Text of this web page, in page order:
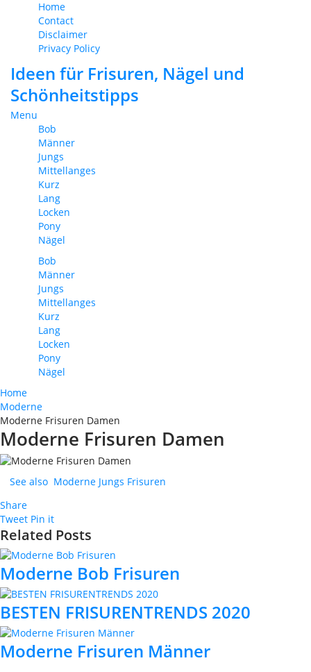
Home
Contact
Disclaimer
Privacy Policy
Ideen für Frisuren, Nägel und
Schönheitstipps
Menu
Bob
Männer
Jungs
Mittellanges
Kurz
Lang
Locken
Pony
Nägel
Bob
Männer
Jungs
Mittellanges
Kurz
Lang
Locken
Pony
Nägel
Home
Moderne
Moderne Frisuren Damen
Moderne Frisuren Damen
See also Moderne Jungs Frisuren
Share
Tweet Pin it
Related Posts
Moderne Bob Frisuren
BESTEN FRISURENTRENDS 2020
Moderne Frisuren Männer